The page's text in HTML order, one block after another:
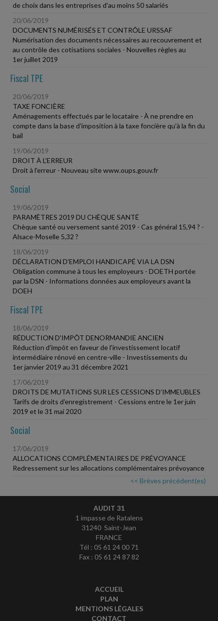
de choix dans les entreprises d'au moins 50 salariés
20/06/2019
DOCUMENTS NUMÉRISÉS ET CONTRÔLE URSSAF
Numérisation des documents nécessaires au recouvrement et
au contrôle des cotisations sociales - Nouvelles règles au
1er juillet 2019
Fiscal TPE
20/06/2019
TAXE FONCIÈRE
Aménagements effectués par le locataire - À ne prendre en
compte dans la base d'imposition à la taxe foncière qu'à la fin du
bail
19/06/2019
DROIT À L'ERREUR
Droit à l'erreur - Nouveau site www.oups.gouv.fr
Social
19/06/2019
PARAMÈTRES 2019 DU CHÈQUE SANTÉ
Chèque santé ou versement santé 2019 - Cas général 15,94 ? -
Alsace-Moselle 5,32 ?
18/06/2019
DÉCLARATION D'EMPLOI HANDICAPÉ VIA LA DSN
Obligation commune à tous les employeurs - DOETH portée
par la DSN - Informations données aux employeurs avant la
DOEH
Fiscal TPE
18/06/2019
RÉDUCTION D'IMPÔT DENORMANDIE ANCIEN
Réduction d'impôt en faveur de l'investissement locatif
intermédiaire rénové en centre-ville - Investissements du
1er janvier 2019 au 31 décembre 2021
17/06/2019
DROITS DE MUTATIONS SUR LES CESSIONS D'IMMEUBLES
Tarifs de droits d'enregistrement - Cessions entre le 1er juin
2019 et le 31 mai 2020
Social
17/06/2019
ALLOCATIONS COMPLÉMENTAIRES DE PRÉVOYANCE
Redressement sur les allocations complémentaires prévoyance
<< Brèves précédent(es)
AUDIT 31
1 impasse de Ratalens
31240 Saint-Jean
FRANCE
Tél : 05 61 24 00 71
Fax : 05 61 24 87 82
ACCUEIL
PLAN
MENTIONS LÉGALES
CONTACT